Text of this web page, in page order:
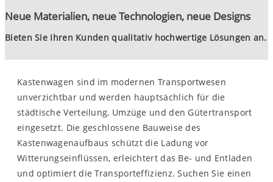
Neue Materialien, neue Technologien, neue Designs
Bieten Sie Ihren Kunden qualitativ hochwertige Lösungen an.
Kastenwagen sind im modernen Transportwesen
unverzichtbar und werden hauptsächlich für die
städtische Verteilung, Umzüge und den Gütertransport
eingesetzt. Die geschlossene Bauweise des
Kastenwagenaufbaus schützt die Ladung vor
Witterungseinflüssen, erleichtert das Be- und Entladen
und optimiert die Transporteffizienz. Suchen Sie einen